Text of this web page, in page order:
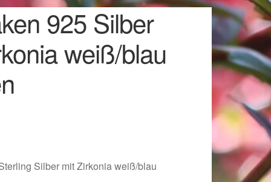
925 Silber
weiß/blau
Silber mit Zirkonia weiß/blau